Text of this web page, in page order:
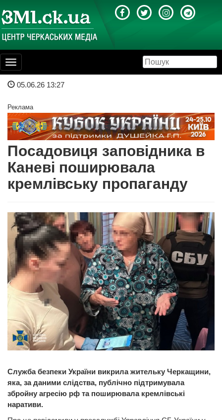
Toggle
navigation
05.06.26 13:27
Реклама
Посадовиця заповідника в
Каневі поширювала
кремлівську пропаганду
Служба безпеки України викрила жительку Черкащини,
яка, за даними слідства, публічно підтримувала
збройну агресію рф та поширювала кремлівські
наративи.